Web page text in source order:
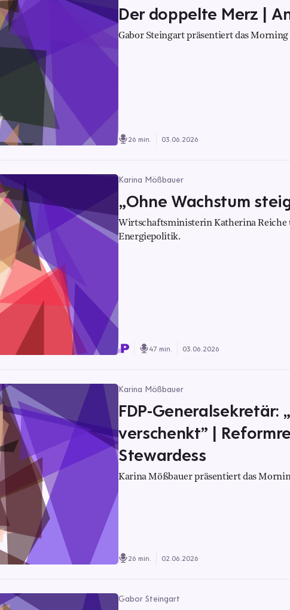
Der doppelte Merz |
Gabor Steingart präsentiert das
26 min. 03.06.2026
Karina Mößbauer
„Ohne Wachstum
Wirtschaftsministerin Katherina Reiche
Energiepolitik.
47 min. 03.06.2026
Karina Mößbauer
FDP-Generalsekretär:
verschenkt” |
Stewardess
Karina Mößbauer präsentiert das
26 min. 02.06.2026
Gabor Steingart